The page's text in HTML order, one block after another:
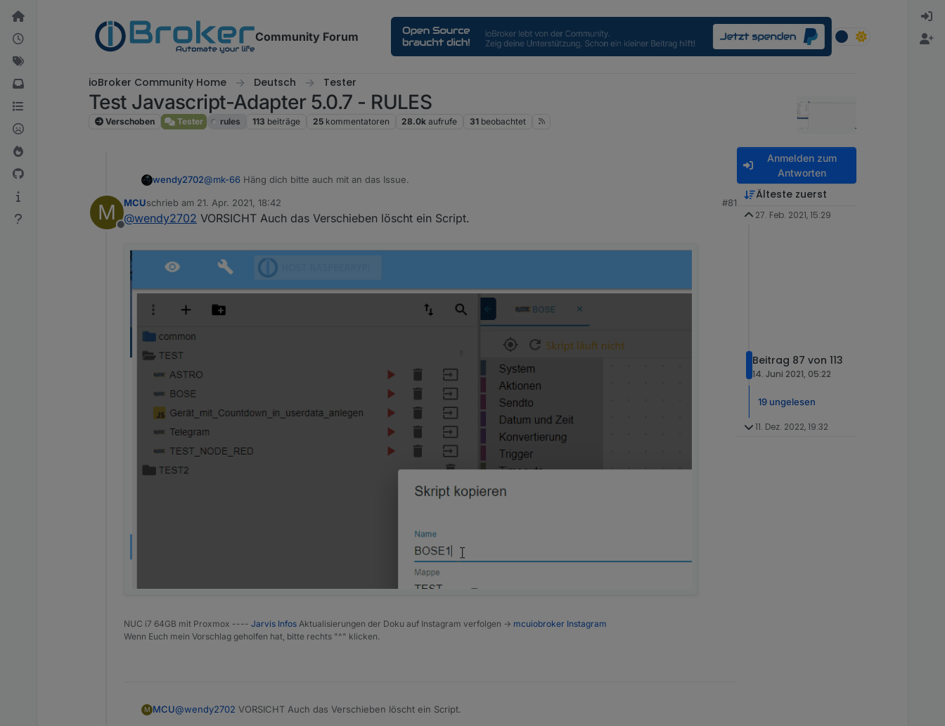
Weiter zum Inhalt
Community Forum
ioBroker Community Home Deutsch Tester
Test Javascript-Adapter 5.0.7 - RULES
Verschoben Tester rules 113 beiträge 25 kommentatoren 28.0k aufrufe 31 beobachtet
wendy2702@mk-66 Häng dich bitte auch mit an das Issue.
M
Offline
MCUschrieb am 21. Apr. 2021, 18:42
zuletzt editiert von
#81
@wendy2702 VORSICHT Auch das Verschieben löscht ein Script.
NUC i7 64GB mit Proxmox ---- Jarvis Infos Aktualisierungen der Doku auf Instagram verfolgen -> mcuiobroker Instagram
Wenn Euch mein Vorschlag geholfen hat, bitte rechts "^" klicken.
M MCU@wendy2702 VORSICHT Auch das Verschieben löscht ein Script.
Anmelden zum
Antworten
Älteste zuerst
27. Feb. 2021, 15:29
Beitrag 87 von 113
14. Juni 2021, 05:22
19 ungelesen
11. Dez. 2022, 19:32